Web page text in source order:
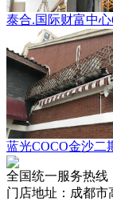
泰合.国际财富中
蓝光COCO金沙二
全国统一服务热线
门店地址： 成都市